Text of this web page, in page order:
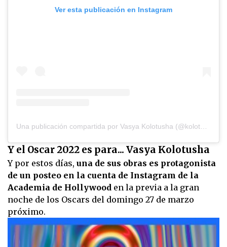
Ver esta publicación en Instagram
Y el Oscar 2022 es para... Vasya Kolotusha
Y por estos días, una de sus obras es protagonista
de un posteo en la cuenta de Instagram de la
Academia de Hollywood en la previa a la gran
noche de los Oscars del domingo 27 de marzo
próximo.